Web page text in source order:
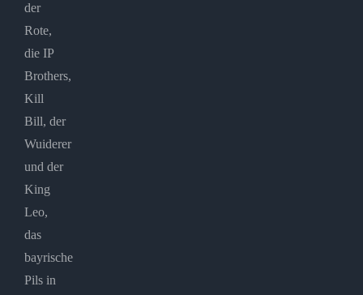
der
Rote,
die IP
Brothers,
Kill
Bill, der
Wuiderer
und der
King
Leo,
das
bayrische
Pils in